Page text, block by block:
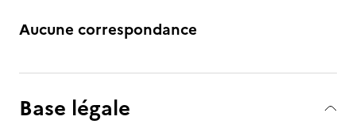
Aucune correspondance
Base légale